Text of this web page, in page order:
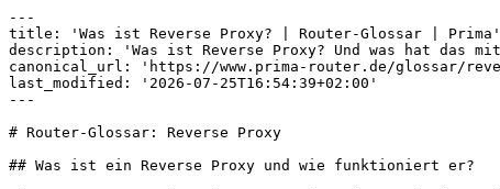
---
title: 'Was ist Reverse Proxy? | Router-Glossar | Prima'
description: 'Was ist Reverse Proxy? Und was hat das
canonical_url: 'https://www.prima-router.de/glossar/
last_modified: '2026-07-25T16:54:39+02:00'
---
# Router-Glossar: Reverse Proxy
## Was ist ein Reverse Proxy und wie funktioniert er?